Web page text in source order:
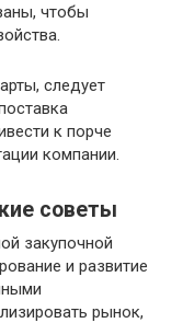
чтобы
следует
к порче
компании.
советы
закупочной
и развитие
рынок,